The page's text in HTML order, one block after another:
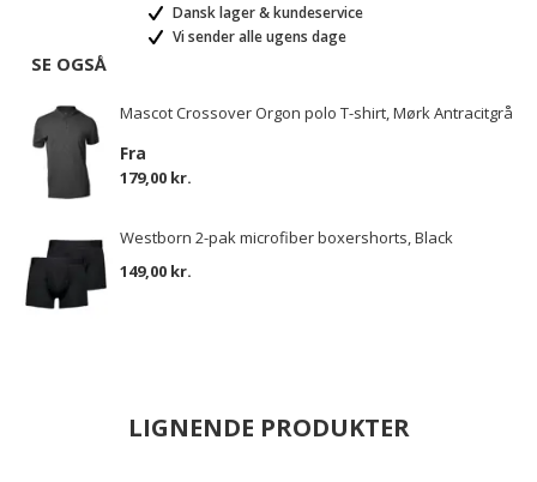
Dansk lager & kundeservice
Vi sender alle ugens dage
SE OGSÅ
Mascot Crossover Orgon polo T-shirt, Mørk Antracitgrå
Fra
179,00 kr.
Westborn 2-pak microfiber boxershorts, Black
149,00 kr.
LIGNENDE PRODUKTER